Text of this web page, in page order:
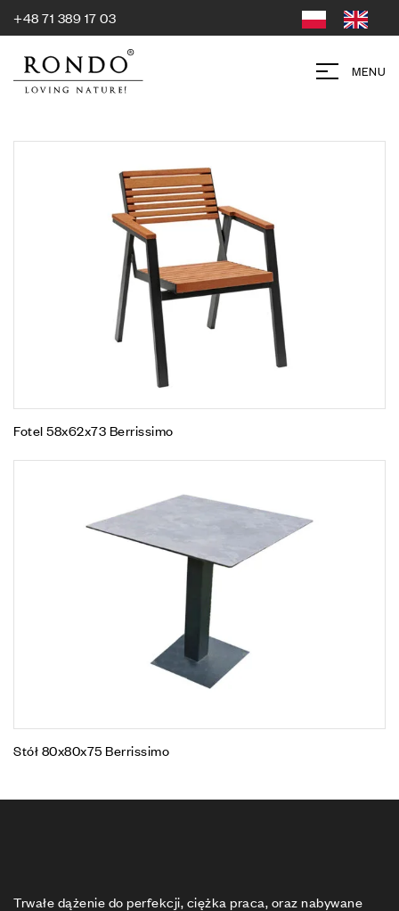
+48 71 389 17 03
MENU
Fotel 58x62x73 Berrissimo
Stół 80x80x75 Berrissimo
Trwałe dążenie do perfekcji, ciężka praca, oraz nabywane